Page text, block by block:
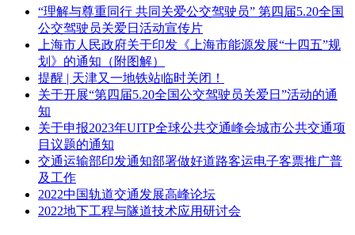
“理解与尊重同行 共同关爱公交驾驶员” 第四届5.20全国
公交驾驶员关爱日活动宣传片
上海市人民政府关于印发《上海市能源发展“十四五”规
划》的通知（附图解）
提醒 | 天津又一地铁站临时关闭！
关于开展“第四届5.20全国公交驾驶员关爱日”活动的通
知
关于申报2023年UITP全球公共交通峰会城市公共交通项
目议题的通知
交通运输部印发通知部署做好道路客运电子客票推广普
及工作
2022中国轨道交通发展高峰论坛
2022地下工程与隧道技术应用研讨会